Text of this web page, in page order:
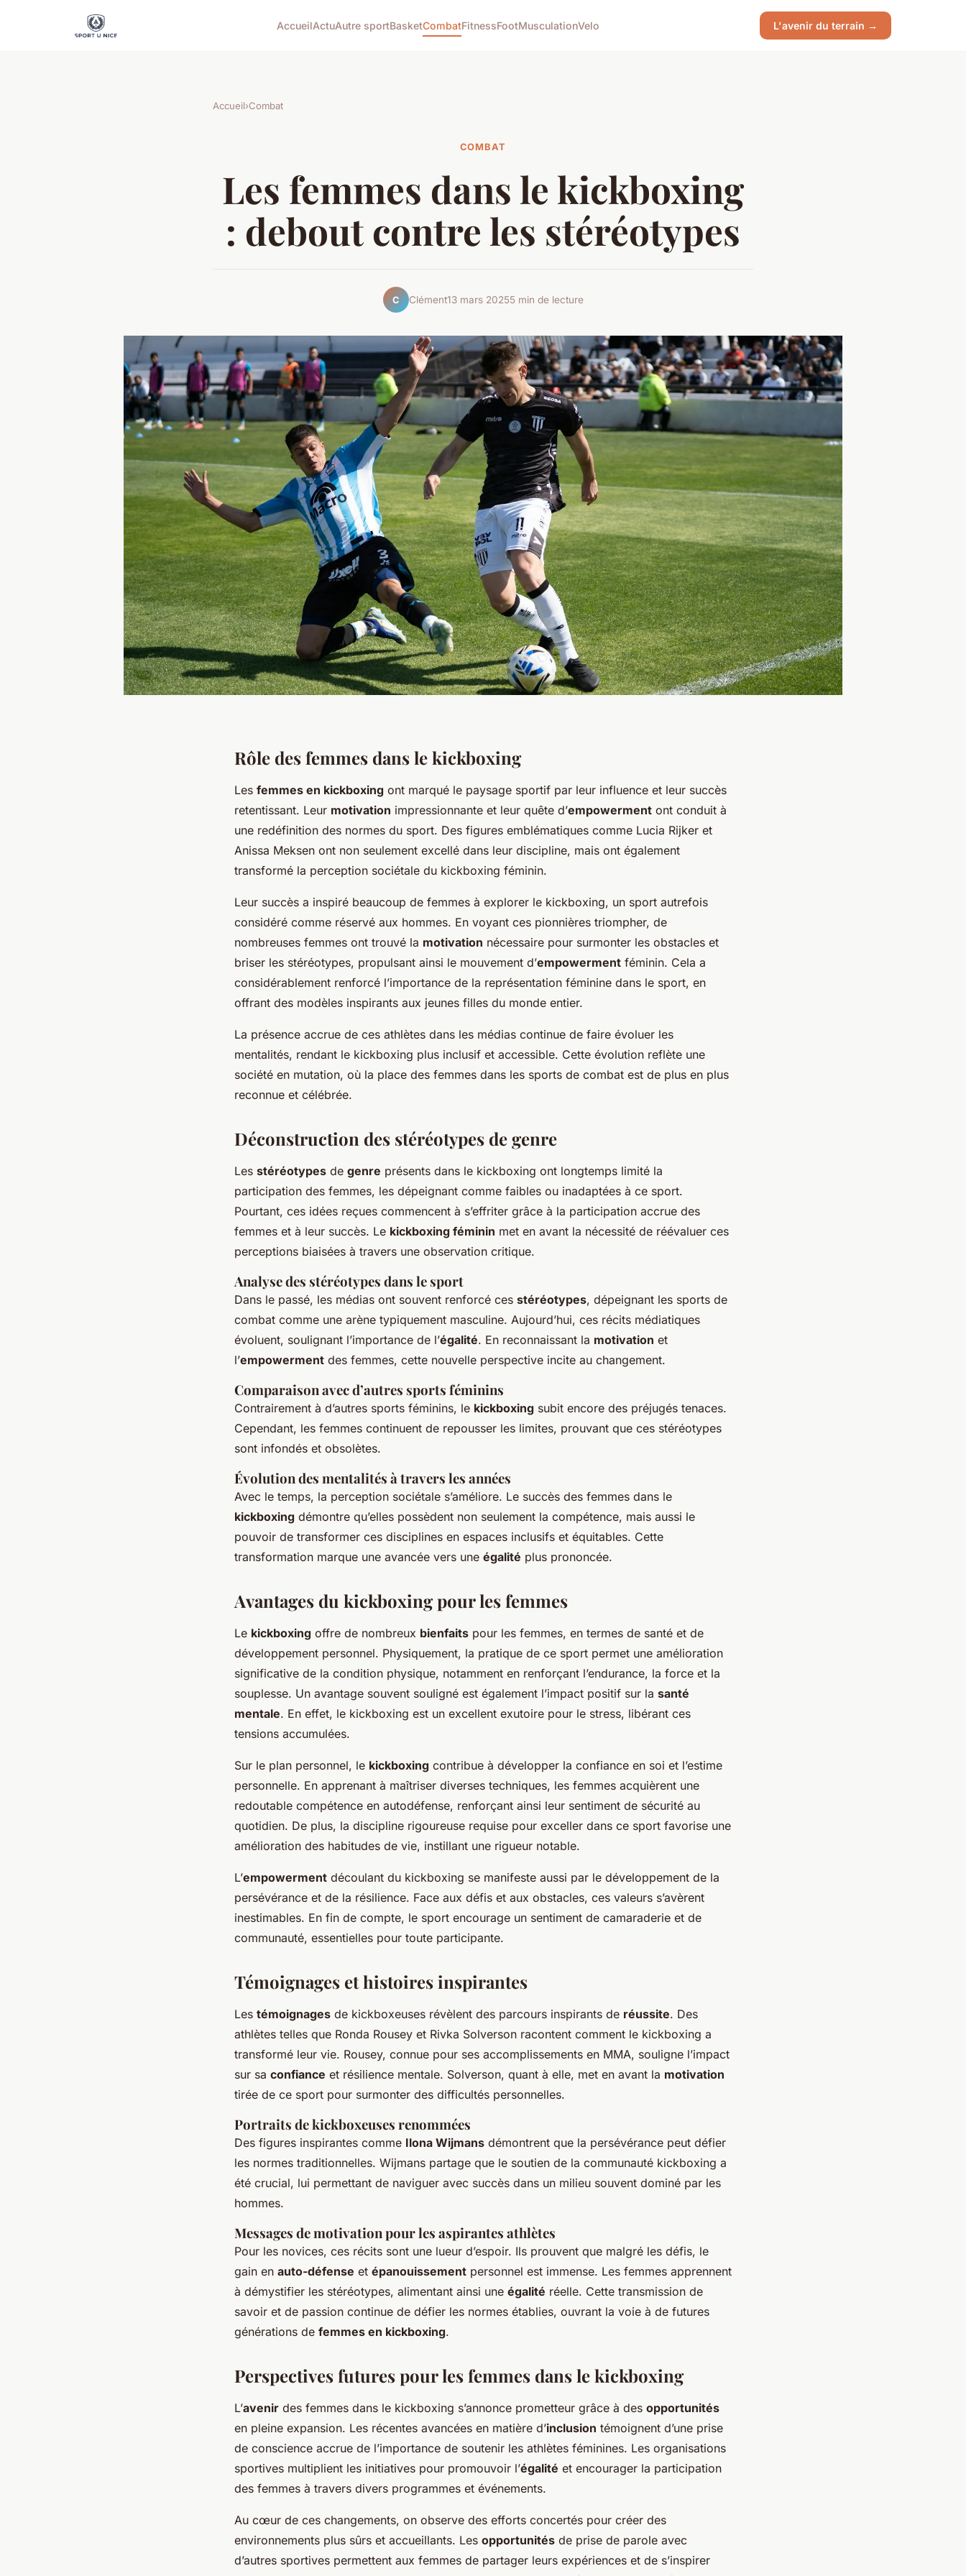
AccueilActuAutre sportBasketCombatFitnessFootMusculationVelo L'avenir du terrain →
Accueil›Combat
COMBAT
Les femmes dans le kickboxing
: debout contre les stéréotypes
C Clément13 mars 20255 min de lecture
Rôle des femmes dans le kickboxing
Les femmes en kickboxing ont marqué le paysage sportif par leur influence et leur succès
retentissant. Leur motivation impressionnante et leur quête d’empowerment ont conduit à
une redéfinition des normes du sport. Des figures emblématiques comme Lucia Rijker et
Anissa Meksen ont non seulement excellé dans leur discipline, mais ont également
transformé la perception sociétale du kickboxing féminin.
Leur succès a inspiré beaucoup de femmes à explorer le kickboxing, un sport autrefois
considéré comme réservé aux hommes. En voyant ces pionnières triompher, de
nombreuses femmes ont trouvé la motivation nécessaire pour surmonter les obstacles et
briser les stéréotypes, propulsant ainsi le mouvement d’empowerment féminin. Cela a
considérablement renforcé l’importance de la représentation féminine dans le sport, en
offrant des modèles inspirants aux jeunes filles du monde entier.
La présence accrue de ces athlètes dans les médias continue de faire évoluer les
mentalités, rendant le kickboxing plus inclusif et accessible. Cette évolution reflète une
société en mutation, où la place des femmes dans les sports de combat est de plus en plus
reconnue et célébrée.
Déconstruction des stéréotypes de genre
Les stéréotypes de genre présents dans le kickboxing ont longtemps limité la
participation des femmes, les dépeignant comme faibles ou inadaptées à ce sport.
Pourtant, ces idées reçues commencent à s’effriter grâce à la participation accrue des
femmes et à leur succès. Le kickboxing féminin met en avant la nécessité de réévaluer ces
perceptions biaisées à travers une observation critique.
Analyse des stéréotypes dans le sport
Dans le passé, les médias ont souvent renforcé ces stéréotypes, dépeignant les sports de
combat comme une arène typiquement masculine. Aujourd’hui, ces récits médiatiques
évoluent, soulignant l’importance de l’égalité. En reconnaissant la motivation et
l’empowerment des femmes, cette nouvelle perspective incite au changement.
Comparaison avec d’autres sports féminins
Contrairement à d’autres sports féminins, le kickboxing subit encore des préjugés tenaces.
Cependant, les femmes continuent de repousser les limites, prouvant que ces stéréotypes
sont infondés et obsolètes.
Évolution des mentalités à travers les années
Avec le temps, la perception sociétale s’améliore. Le succès des femmes dans le
kickboxing démontre qu’elles possèdent non seulement la compétence, mais aussi le
pouvoir de transformer ces disciplines en espaces inclusifs et équitables. Cette
transformation marque une avancée vers une égalité plus prononcée.
Avantages du kickboxing pour les femmes
Le kickboxing offre de nombreux bienfaits pour les femmes, en termes de santé et de
développement personnel. Physiquement, la pratique de ce sport permet une amélioration
significative de la condition physique, notamment en renforçant l’endurance, la force et la
souplesse. Un avantage souvent souligné est également l’impact positif sur la santé
mentale. En effet, le kickboxing est un excellent exutoire pour le stress, libérant ces
tensions accumulées.
Sur le plan personnel, le kickboxing contribue à développer la confiance en soi et l’estime
personnelle. En apprenant à maîtriser diverses techniques, les femmes acquièrent une
redoutable compétence en autodéfense, renforçant ainsi leur sentiment de sécurité au
quotidien. De plus, la discipline rigoureuse requise pour exceller dans ce sport favorise une
amélioration des habitudes de vie, instillant une rigueur notable.
L’empowerment découlant du kickboxing se manifeste aussi par le développement de la
persévérance et de la résilience. Face aux défis et aux obstacles, ces valeurs s’avèrent
inestimables. En fin de compte, le sport encourage un sentiment de camaraderie et de
communauté, essentielles pour toute participante.
Témoignages et histoires inspirantes
Les témoignages de kickboxeuses révèlent des parcours inspirants de réussite. Des
athlètes telles que Ronda Rousey et Rivka Solverson racontent comment le kickboxing a
transformé leur vie. Rousey, connue pour ses accomplissements en MMA, souligne l’impact
sur sa confiance et résilience mentale. Solverson, quant à elle, met en avant la motivation
tirée de ce sport pour surmonter des difficultés personnelles.
Portraits de kickboxeuses renommées
Des figures inspirantes comme Ilona Wijmans démontrent que la persévérance peut défier
les normes traditionnelles. Wijmans partage que le soutien de la communauté kickboxing a
été crucial, lui permettant de naviguer avec succès dans un milieu souvent dominé par les
hommes.
Messages de motivation pour les aspirantes athlètes
Pour les novices, ces récits sont une lueur d’espoir. Ils prouvent que malgré les défis, le
gain en auto-défense et épanouissement personnel est immense. Les femmes apprennent
à démystifier les stéréotypes, alimentant ainsi une égalité réelle. Cette transmission de
savoir et de passion continue de défier les normes établies, ouvrant la voie à de futures
générations de femmes en kickboxing.
Perspectives futures pour les femmes dans le kickboxing
L’avenir des femmes dans le kickboxing s’annonce prometteur grâce à des opportunités
en pleine expansion. Les récentes avancées en matière d’inclusion témoignent d’une prise
de conscience accrue de l’importance de soutenir les athlètes féminines. Les organisations
sportives multiplient les initiatives pour promouvoir l’égalité et encourager la participation
des femmes à travers divers programmes et événements.
Au cœur de ces changements, on observe des efforts concertés pour créer des
environnements plus sûrs et accueillants. Les opportunités de prise de parole avec
d’autres sportives permettent aux femmes de partager leurs expériences et de s’inspirer